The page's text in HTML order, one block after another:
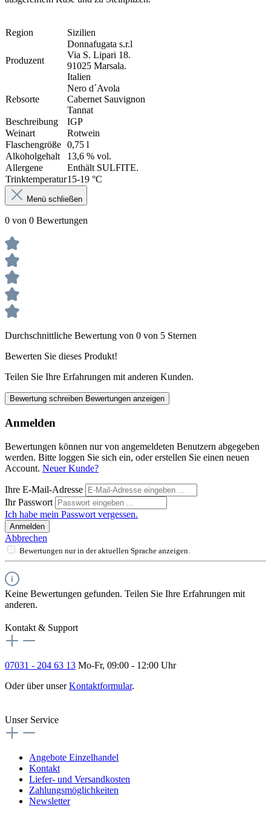
Region Sizilien
Produzent
Donnafugata s.r.l
Via S. Lipari 18.
91025 Marsala.
Italien
Rebsorte
Nero d´Avola
Cabernet Sauvignon
Tannat
Beschreibung
IGP
Weinart
Rotwein
Flaschengröße 0,75 l
Alkoholgehalt
13,6 % vol.
Allergene
Enthält SULFITE.
Trinktemperatur15-19 °C
Menü schließen
0 von 0 Bewertungen
Durchschnittliche Bewertung von 0 von 5 Sternen
Bewerten Sie dieses Produkt!
Teilen Sie Ihre Erfahrungen mit anderen Kunden.
Bewertung schreiben Bewertungen anzeigen
Anmelden
Bewertungen können nur von angemeldeten Benutzern abgegeben
werden. Bitte loggen Sie sich ein, oder erstellen Sie einen neuen
Account. Neuer Kunde?
Ihre E-Mail-Adresse
Ihr Passwort
Ich habe mein Passwort vergessen.
Anmelden
Abbrechen
Bewertungen nur in der aktuellen Sprache anzeigen.
Keine Bewertungen gefunden. Teilen Sie Ihre Erfahrungen mit
anderen.
Kontakt & Support
07031 - 204 63 13 Mo-Fr, 09:00 - 12:00 Uhr
Oder über unserKontaktformular.
Unser Service
Angebote Einzelhandel
Kontakt
Liefer- und Versandkosten
Zahlungsmöglichkeiten
Newsletter